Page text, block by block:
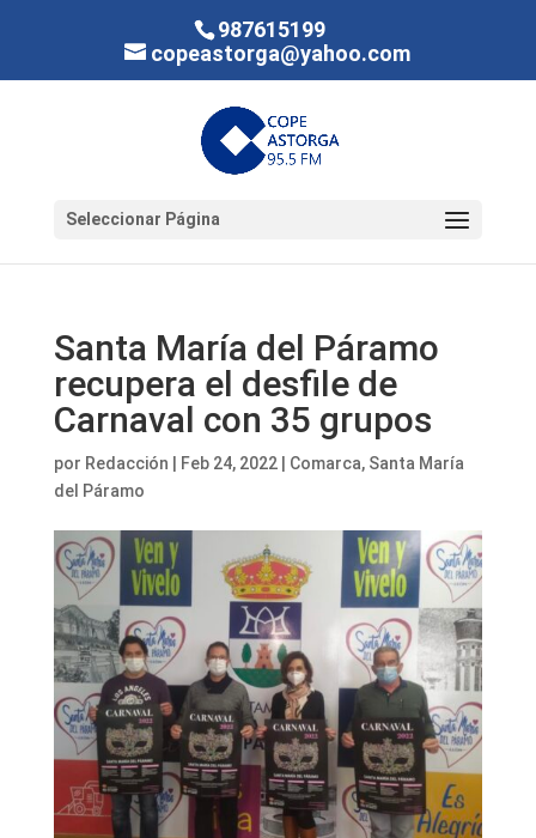
987615199
copeastorga@yahoo.com
Seleccionar Página
Santa María del Páramo
recupera el desfile de
Carnaval con 35 grupos
por Redacción Feb 24, 2022| Comarca, Santa María
del Páramo